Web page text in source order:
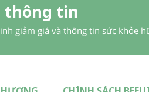
thông tin
giảm giá và thông tin sức khỏe